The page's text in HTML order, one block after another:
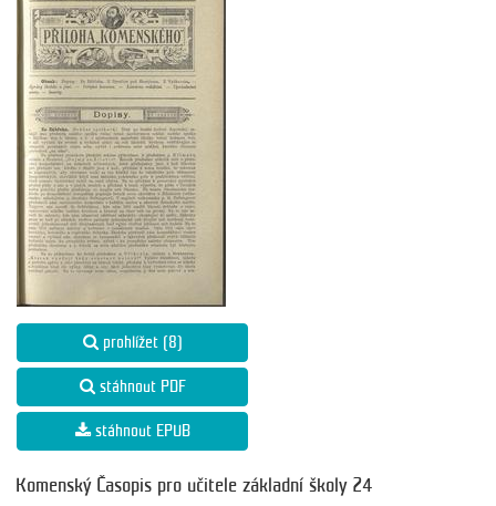
prohlížet (8)
stáhnout PDF
stáhnout EPUB
Komenský Časopis pro učitele základní školy 24